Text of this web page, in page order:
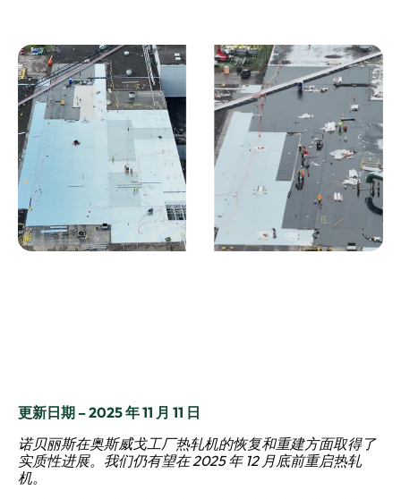
更新日期 – 2025 年 11 月 11 日
诺贝丽斯在奥斯威戈工厂热轧机的恢复和重建方面取得了
实质性进展。我们仍有望在 2025 年 12 月底前重启热轧
机。